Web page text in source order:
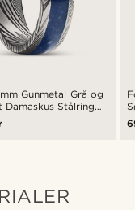
Gunmetal Grå og
Damaskus Stålring
Lazuli Indlæg